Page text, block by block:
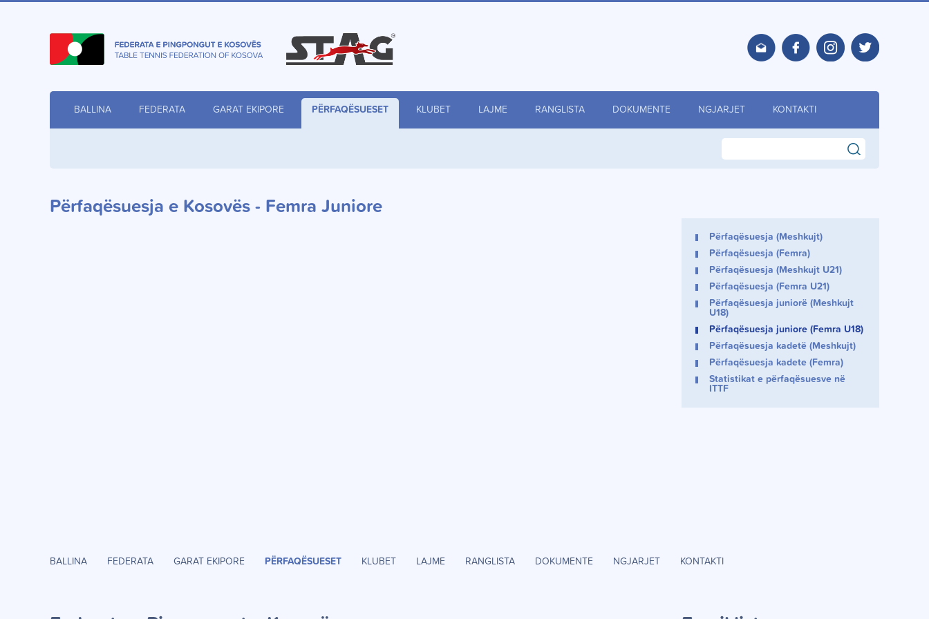
BALLINA FEDERATA GARAT EKIPORE PËRFAQËSUESET KLUBET LAJME RANGLISTA DOKUMENTE NGJARJET KONTAKTI
search
Përfaqësuesja e Kosovës - Femra Juniore
Përfaqësuesja (Meshkujt)
Përfaqësuesja (Femra)
Përfaqësuesja (Meshkujt U21)
Përfaqësuesja (Femra U21)
Përfaqësuesja juniorë (Meshkujt
U18)
Përfaqësuesja juniore (Femra U18)
Përfaqësuesja kadetë (Meshkujt)
Përfaqësuesja kadete (Femra)
Statistikat e përfaqësuesve në
ITTF
BALLINA FEDERATA GARAT EKIPORE PËRFAQËSUESET KLUBET LAJME RANGLISTA DOKUMENTE NGJARJET KONTAKTI